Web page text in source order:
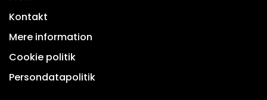
Kontakt
Mere information
Cookie politik
Persondatapolitik